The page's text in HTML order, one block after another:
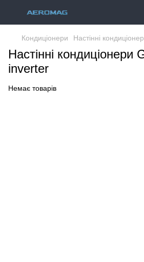
Кондиціонери Настінні
Настінні кондиціонери
inverter
Немає товарів